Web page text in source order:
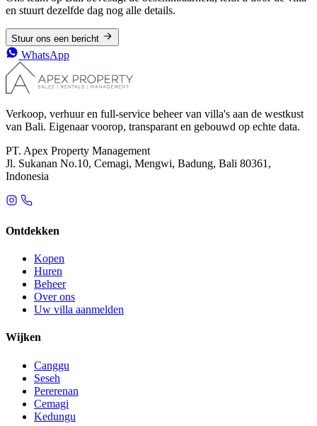
en stuurt dezelfde dag nog alle details.
Stuur ons een bericht
WhatsApp
Verkoop, verhuur en full-service beheer van villa's aan de westkust
van Bali. Eigenaar voorop, transparant en gebouwd op echte data.
PT. Apex Property Management
Jl. Sukanan No.10, Cemagi, Mengwi, Badung, Bali 80361,
Indonesia
Ontdekken
Kopen
Huren
Beheer
Over ons
Uw villa aanmelden
Wijken
Canggu
Seseh
Pererenan
Cemagi
Kedungu